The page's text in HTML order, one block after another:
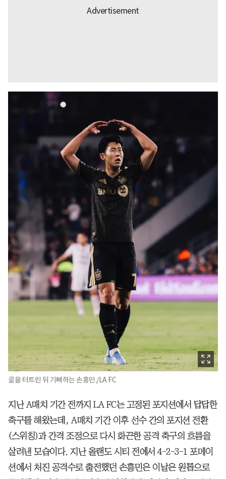
골을 터트린 뒤 기뻐하는 손흥민./LA FC
지난 A매치 기간 전까지 LA FC는 고정된 포지션에서 답답한
축구를 해왔는데, A매치 기간 이후 선수 간의 포지션 전환
(스위칭)과 간격 조정으로 다시 화끈한 공격 축구의 흐름을
살려낸 모습이다. 지난 올랜도 시티 전에서 4-2-3-1 포메이
션에서 처진 공격수로 출전했던 손흥민은 이날은 원톱으로